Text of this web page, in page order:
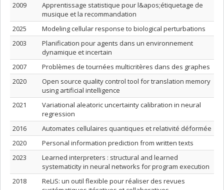
2009
Apprentissage statistique pour l&apos;étiquetage de
musique et la recommandation
2025
Modeling cellular response to biological perturbations
2003
Planification pour agents dans un environnement
dynamique et incertain
2007
Problèmes de tournées multicritères dans des graphes
2020
Open source quality control tool for translation memory
using artificial intelligence
2021
Variational aleatoric uncertainty calibration in neural
regression
2016
Automates cellulaires quantiques et relativité déformée
2020
Personal information prediction from written texts
2023
Learned interpreters : structural and learned
systematicity in neural networks for program execution
2018
ReLiS: un outil flexible pour réaliser des revues